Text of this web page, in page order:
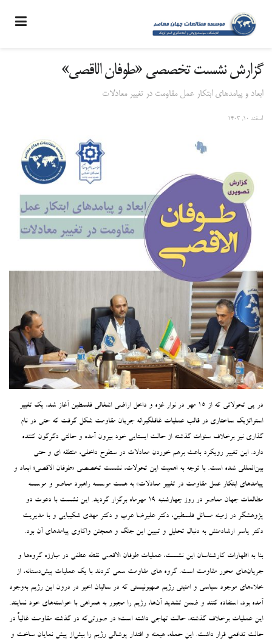
گزارش نشست تخصصی «طوفان الاقصی»
ابعاد و پیامدهای ابتکار عمل مقاومت در تغییر معادلات
اسفند ۱۰, ۱۴۰۳
در پی تحولاتی که از ۱۵ مهر در نوار غزه و داخل اراضی اشغالی فلسطین آغاز شد، یک تغییر
استراتژیک ساختاری در قالب عملیات غافلگیرانه جریان مقاومت شکل گرفت که حتی در نام
گذاری نیز برخلاف سنوات گذشته از حالت ایستایی خود بیرون آمده و حالتی دگرگون کننده
دارد. این تغییر رویکرد باعث برهم خوردن معادلات در سطوح داخلی، منطقه ای و حتی
بین‌المللی شده است. با توجه به اهمیت این تحولات، نشست تخصصی «طوفان الاقصی؛ ابعاد و
پیامدهای ابتکار عمل مقاومت در تغییر معادلات» به همت موسسه راهبرد معاصر و موسسه
مطالعات جهان معاصر در روز چهارشنبه ۱۹ مهرماه برگزار گردید. این نشست با دعوت دو
پژوهشگر در زمینه مسائل فلسطین، دکتر علیرضا عرب و دکتر مهدی شکیبایی و با مدیریت
دکتر یاسر ارشادمنش به دنبال تحلیل و تبیین این جنگ و همچنن واکاوی پیامدهای آن بود.
بنا به اظهارات کارشناسان این نشست، عملیات طوفان الاقصی نقطه عطفی در مبارزه گروه‌ها و
جریان‌های محور مقاومت است. گروه های مقاومت سعی کردند با یک عملیات پیش‌دستانه، از
خلاء‌های موجود سیاسی و امنیتی رژیم صهیونیستی که در سالیان اخیر در درون این رژیم به‌وجود
آمده بود، استفاده کنند و ضمن تشدید آن‌ها، رژیم را مجبور به همراهی با خواسته‌های خود نمایند.
این عملیات برخلاف گذشته، حالت تهاجی داشته است؛ در صورتی‌که در گذشته مقاومت غالیاً در
حالت تدافعی قرار داشت. این حمله، هیمنه و اقتدار پوشالی رژیم را بیش‌از پیش نمایان ساخت و